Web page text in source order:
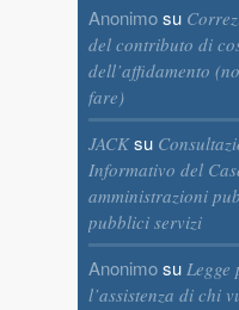
Anonimosu
del contributo di
dell’affidamento
fare)
JACKsu
Informativo del
amministrazioni
pubblici servizi
Anonimosu Legge
l’assistenza di chi